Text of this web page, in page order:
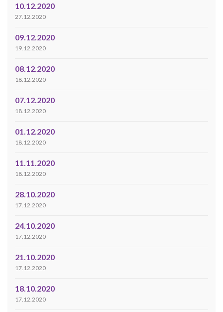
10.12.2020
27.12.2020
09.12.2020
19.12.2020
08.12.2020
18.12.2020
07.12.2020
18.12.2020
01.12.2020
18.12.2020
11.11.2020
18.12.2020
28.10.2020
17.12.2020
24.10.2020
17.12.2020
21.10.2020
17.12.2020
18.10.2020
17.12.2020